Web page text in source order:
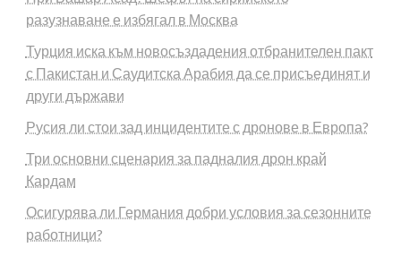
разузнаване е избягал в Москва
Турция иска към новосъздадения отбранителен пакт
с Пакистан и Саудитска Арабия да се присъединят и
други държави
Русия ли стои зад инцидентите с дронове в Европа?
Три основни сценария за падналия дрон край
Кардам
Осигурява ли Германия добри условия за сезонните
работници?